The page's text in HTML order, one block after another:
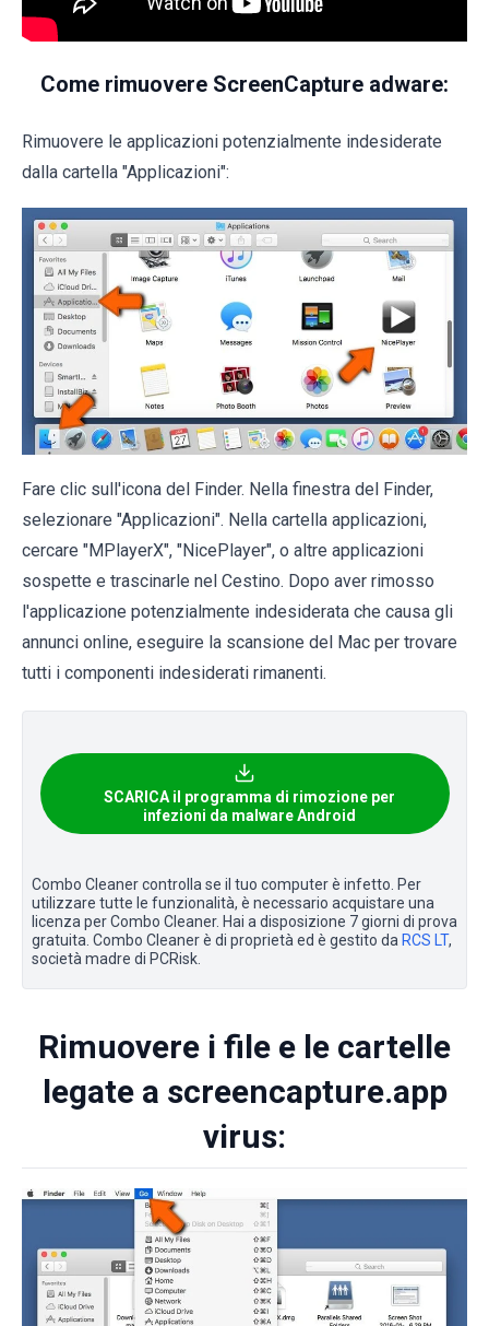
Come rimuovere ScreenCapture adware:
Rimuovere le applicazioni potenzialmente indesiderate
dalla cartella "Applicazioni":
Fare clic sull'icona del Finder. Nella finestra del Finder,
selezionare "Applicazioni". Nella cartella applicazioni,
cercare "MPlayerX", "NicePlayer", o altre applicazioni
sospette e trascinarle nel Cestino. Dopo aver rimosso
l'applicazione potenzialmente indesiderata che causa gli
annunci online, eseguire la scansione del Mac per trovare
tutti i componenti indesiderati rimanenti.
SCARICA il programma di rimozione per
infezioni da malware Android
Combo Cleaner controlla se il tuo computer è infetto. Per
utilizzare tutte le funzionalità, è necessario acquistare una
licenza per Combo Cleaner. Hai a disposizione 7 giorni di prova
gratuita. Combo Cleaner è di proprietà ed è gestito da RCS LT,
società madre di PCRisk.
Rimuovere i file e le cartelle
legate a screencapture.app
virus: